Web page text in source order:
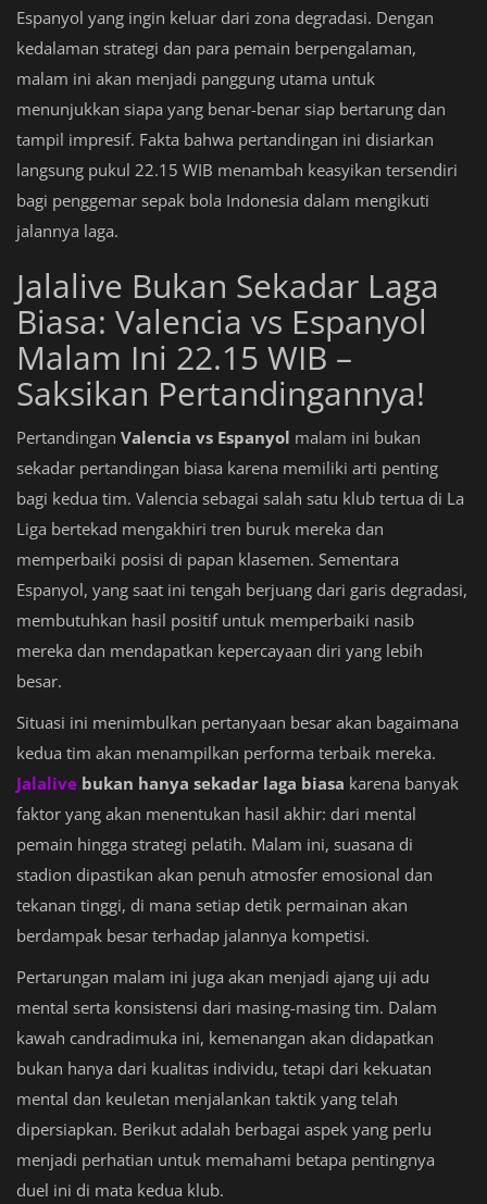
Espanyol yang ingin keluar dari zona degradasi. Dengan
kedalaman strategi dan para pemain berpengalaman,
malam ini akan menjadi panggung utama untuk
menunjukkan siapa yang benar-benar siap bertarung dan
tampil impresif. Fakta bahwa pertandingan ini disiarkan
langsung pukul 22.15 WIB menambah keasyikan tersendiri
bagi penggemar sepak bola Indonesia dalam mengikuti
jalannya laga.
Jalalive Bukan Sekadar Laga
Biasa: Valencia vs Espanyol
Malam Ini 22.15 WIB –
Saksikan Pertandingannya!
Pertandingan Valencia vs Espanyol malam ini bukan
sekadar pertandingan biasa karena memiliki arti penting
bagi kedua tim. Valencia sebagai salah satu klub tertua di La
Liga bertekad mengakhiri tren buruk mereka dan
memperbaiki posisi di papan klasemen. Sementara
Espanyol, yang saat ini tengah berjuang dari garis degradasi,
membutuhkan hasil positif untuk memperbaiki nasib
mereka dan mendapatkan kepercayaan diri yang lebih
besar.
Situasi ini menimbulkan pertanyaan besar akan bagaimana
kedua tim akan menampilkan performa terbaik mereka.
Jalalive bukan hanya sekadar laga biasa karena banyak
faktor yang akan menentukan hasil akhir: dari mental
pemain hingga strategi pelatih. Malam ini, suasana di
stadion dipastikan akan penuh atmosfer emosional dan
tekanan tinggi, di mana setiap detik permainan akan
berdampak besar terhadap jalannya kompetisi.
Pertarungan malam ini juga akan menjadi ajang uji adu
mental serta konsistensi dari masing-masing tim. Dalam
kawah candradimuka ini, kemenangan akan didapatkan
bukan hanya dari kualitas individu, tetapi dari kekuatan
mental dan keuletan menjalankan taktik yang telah
dipersiapkan. Berikut adalah berbagai aspek yang perlu
menjadi perhatian untuk memahami betapa pentingnya
duel ini di mata kedua klub.